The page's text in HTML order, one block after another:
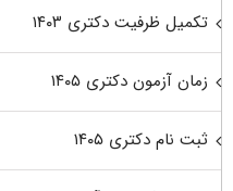
تکمیل ظرفیت دکتری ۱۴۰۳
زمان آزمون دکتری ۱۴۰۵
ثبت نام دکتری ۱۴۰۵